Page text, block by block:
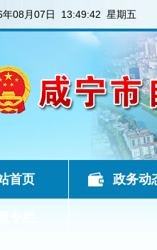
年08月07日 13:49:42 星期五
首页 政务动